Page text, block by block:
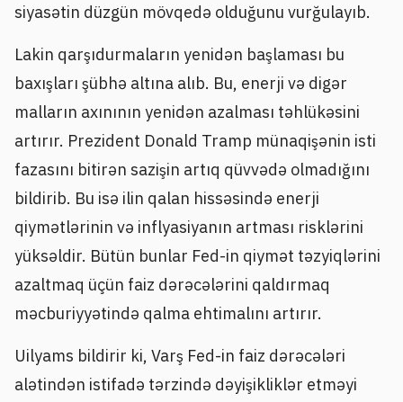
siyasətin düzgün mövqedə olduğunu vurğulayıb.
Lakin qarşıdurmaların yenidən başlaması bu
baxışları şübhə altına alıb. Bu, enerji və digər
malların axınının yenidən azalması təhlükəsini
artırır. Prezident Donald Tramp münaqişənin isti
fazasını bitirən sazişin artıq qüvvədə olmadığını
bildirib. Bu isə ilin qalan hissəsində enerji
qiymətlərinin və inflyasiyanın artması risklərini
yüksəldir. Bütün bunlar Fed-in qiymət təzyiqlərini
azaltmaq üçün faiz dərəcələrini qaldırmaq
məcburiyyətində qalma ehtimalını artırır.
Uilyams bildirir ki, Varş Fed-in faiz dərəcələri
alətindən istifadə tərzində dəyişikliklər etməyi